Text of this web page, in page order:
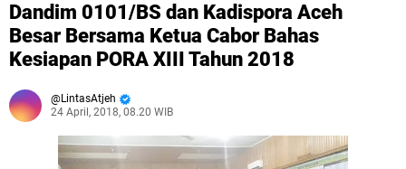
Dandim 0101/BS dan Kadispora Aceh
Besar Bersama Ketua Cabor Bahas
Kesiapan PORA XIII Tahun 2018
LintasAtjeh
24 April, 2018, 08.20 WIB